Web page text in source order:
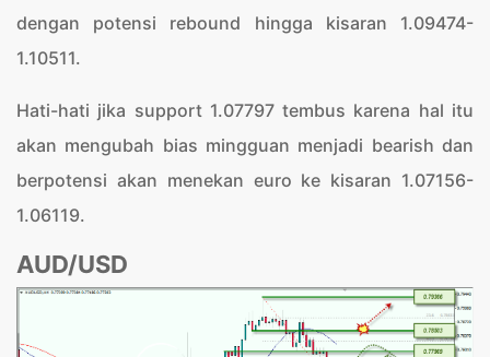
dengan potensi rebound hingga kisaran 1.09474-
1.10511.
Hati-hati jika support 1.07797 tembus karena hal itu
akan mengubah bias mingguan menjadi bearish dan
berpotensi akan menekan euro ke kisaran 1.07156-
1.06119.
AUD/USD